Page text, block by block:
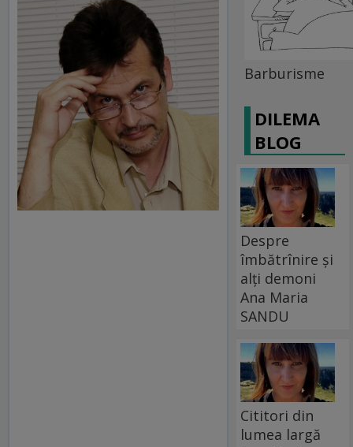
Barburisme
DILEMA
BLOG
Despre
îmbătrînire și
alți demoni
Ana Maria
SANDU
Cititori din
lumea largă